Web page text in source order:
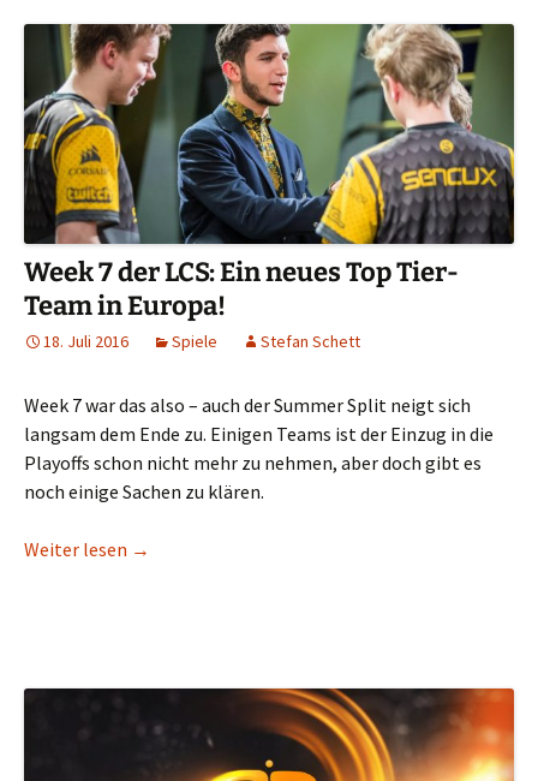
Week 7 der LCS: Ein neues Top Tier-
Team in Europa!
18. Juli 2016 Spiele Stefan Schett
Week 7 war das also – auch der Summer Split neigt sich
langsam dem Ende zu. Einigen Teams ist der Einzug in die
Playoffs schon nicht mehr zu nehmen, aber doch gibt es
noch einige Sachen zu klären.
Weiter lesen Week 7 der LCS: Ein neues Top Tier-Team in
→